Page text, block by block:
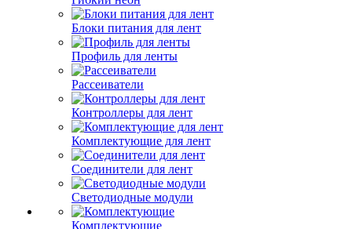
Блоки питания для лент
Профиль для ленты
Рассеиватели
Контроллеры для лент
Комплектующие для лент
Соединители для лент
Светодиодные модули
Комплектующие